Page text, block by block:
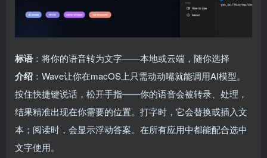
标语 ：将你的语音转为文字——本地或云端，随你选择
介绍 ：Wave让你在macOS上只需动动嘴就能调用AI模型。
按住快捷键说话，松开手指——你的语音会被转录、处理，
结果精准出现在你需要的位置。打字时，它会替换或插入文
本；阅读时，会显示浮动答案。在所有应用中都能配合选中
文字使用。